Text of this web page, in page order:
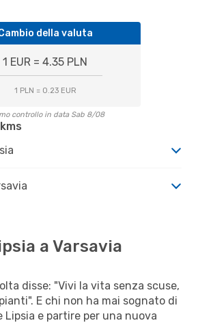
della valuta
1 EUR = 4.35 PLN
1 PLN = 0.23 EUR
controllo in data Sab 8/08
a Varsavia
disse: "Vivi la vita senza scuse,
E chi non ha mai sognato di
Lipsia e partire per una nuova